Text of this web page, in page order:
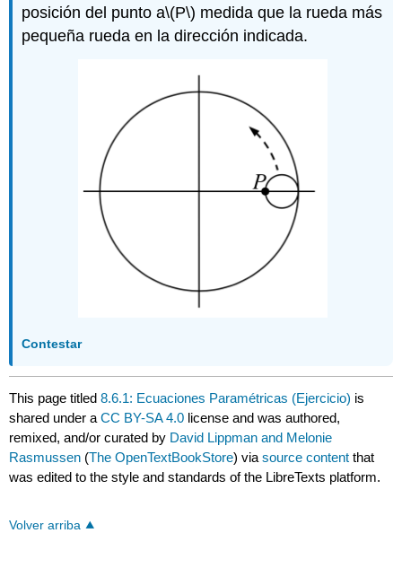
posición del punto a\(P\) medida que la rueda más
pequeña rueda en la dirección indicada.
Contestar
This page titled8.6.1: Ecuaciones Paramétricas (Ejercicio) is
shared under aCC BY-SA 4.0 license and was authored,
remixed, and/or curated by David Lippman and Melonie
Rasmussen (The OpenTextBookStore) viasource content that
was edited to the style and standards of the LibreTexts platform.
Volver arriba